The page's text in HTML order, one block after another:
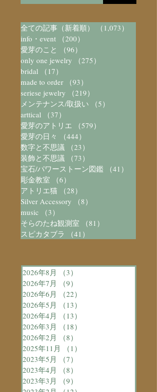
全ての記事（新着順） （1,073）
info・event
（200）
愛芽のこと
（96）
only one jewelry
（275）
bridal
（17）
made to order
（93）
seriese jewelry
（219）
メンテナンス/取扱い
（5）
arttical
（37）
愛芽のアトリエ
（579）
愛芽の日々
（444）
数字と不思議
（23）
装飾と不思議
（73）
宝石/パワーストーン図鑑
（41）
彫金教室
（6）
アトリエ猫
（28）
Silver Accessory
（8）
music
（3）
そらのたね観測室
（81）
スピカタブラ
（41）
2026年8月 （3）
2026年7月
（9）
2026年6月
（22）
2026年5月
（13）
2026年4月
（13）
2026年3月
（18）
2026年2月
（8）
2025年11月
（1）
2023年5月
（7）
2023年4月
（8）
2023年3月
（9）